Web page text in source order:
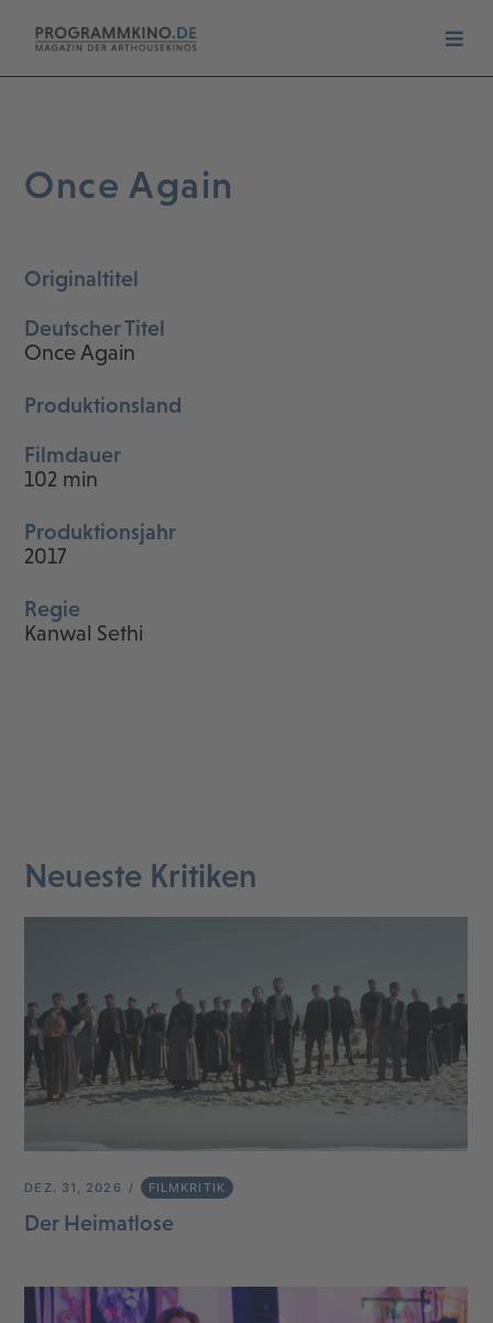
Once Again
Originaltitel
Deutscher Titel
Once Again
Produktionsland
Filmdauer
102 min
Produktionsjahr
2017
Regie
Kanwal Sethi
Neueste Kritiken
DEZ. 31, 2026 FILMKRITIK
Der Heimatlose